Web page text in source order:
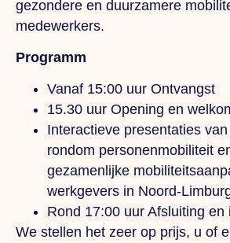
gezondere en duurzamere
medewerkers.
Programm
Vanaf 15:00 uur Ontvangst
15.30 uur Opening en
Interactieve presentaties van
rondom personenmobiliteit
gezamenlijke
werkgevers in Noord-
Rond 17:00 uur Afsluiting en
We stellen het zeer op prijs, u of